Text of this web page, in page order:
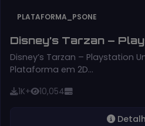
PLATAFORMA_PSONE
Disney’s Tarzan –
Disney’s Tarzan – Playstation
Plataforma em 2D…
1K+ 10,054